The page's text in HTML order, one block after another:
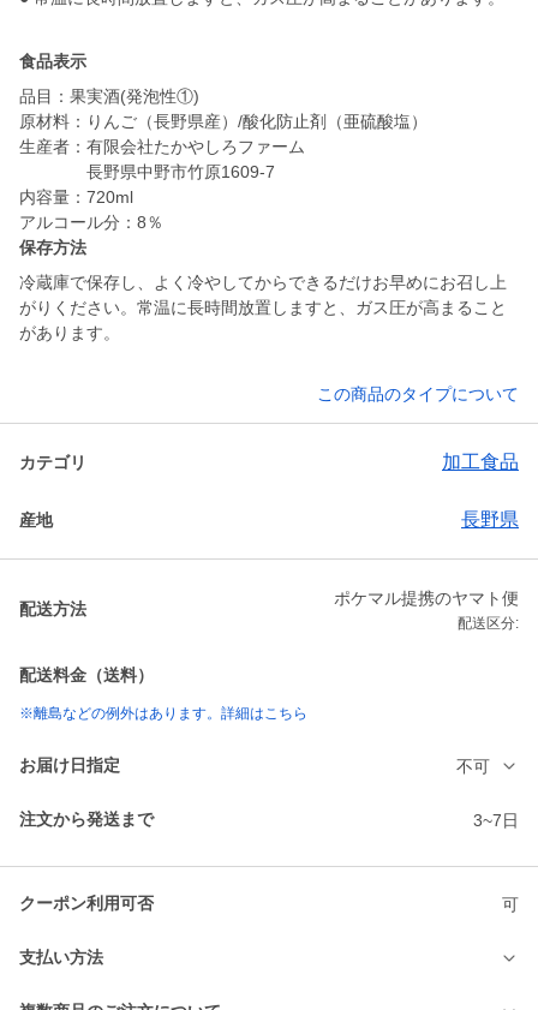
食品表示
品目：果実酒(発泡性①)
原材料：りんご（長野県産）/酸化防止剤（亜硫酸塩）
生産者：有限会社たかやしろファーム
長野県中野市竹原1609-7
内容量：720ml
保存方法
冷蔵庫で保存し、よく冷やしてからできるだけお早めにお召し上
がりください。常温に長時間放置しますと、ガス圧が高まること
があります。
この商品のタイプについて
カテゴリ 加工食品
産地 長野県
配送方法
ポケマル提携のヤマト便
配送区分:
配送料金（送料）
※離島などの例外はあります。詳細はこちら
お届け日指定 不可
注文から発送まで 3~7日
クーポン利用可否 可
支払い方法